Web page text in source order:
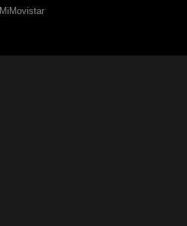
MiMovistar